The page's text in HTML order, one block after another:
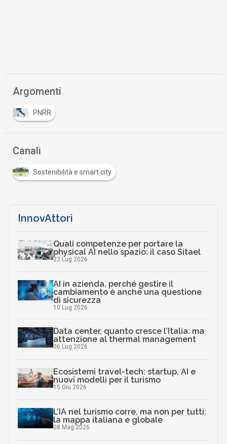
Argomenti
PNRR
Canali
Sostenibilità e smart city
InnovAttori
Quali competenze per portare la
physical AI nello spazio: il caso Sitael
22 Lug 2026
AI in azienda, perché gestire il
cambiamento è anche una questione
di sicurezza
10 Lug 2026
Data center, quanto cresce l’Italia: ma
attenzione al thermal management
06 Lug 2026
Ecosistemi travel-tech: startup, AI e
nuovi modelli per il turismo
15 Giu 2026
L’IA nel turismo corre, ma non per tutti:
la mappa italiana e globale
08 Mag 2026